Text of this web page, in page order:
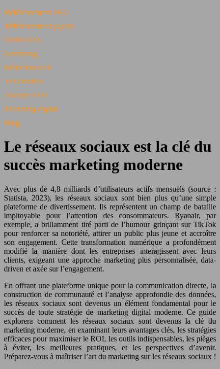
Référencement SEO
Référencement payant
Outils SEO
Netlinking
Rédaction web
SEO mobile
Analyse SEO
Marketing digital
Blog
Le réseaux sociaux est la clé du
succès marketing moderne
Avec plus de 4,8 milliards d’utilisateurs actifs mensuels (source :
Statista, 2023), les réseaux sociaux sont bien plus qu’une simple
plateforme de divertissement. Ils représentent un champ de bataille
impitoyable pour l’attention des consommateurs. Ryanair, par
exemple, a brillamment tiré parti de l’humour grinçant sur TikTok
pour renforcer sa notoriété, attirer un public plus jeune et accroître
son engagement. Cette transformation numérique a profondément
modifié la manière dont les entreprises interagissent avec leurs
clients, exigeant une approche marketing plus personnalisée, data-
driven et axée sur l’engagement.
En offrant une plateforme unique pour la communication directe, la
construction de communauté et l’analyse approfondie des données,
les réseaux sociaux sont devenus un élément fondamental pour le
succès de toute stratégie de marketing digital moderne. Ce guide
explorera comment les réseaux sociaux sont devenus la clé du
marketing moderne, en examinant leurs avantages clés, les stratégies
efficaces pour maximiser le ROI, les outils indispensables, les pièges
à éviter, les meilleures pratiques, et les perspectives d’avenir.
Préparez-vous à maîtriser l’art du marketing sur les réseaux sociaux !